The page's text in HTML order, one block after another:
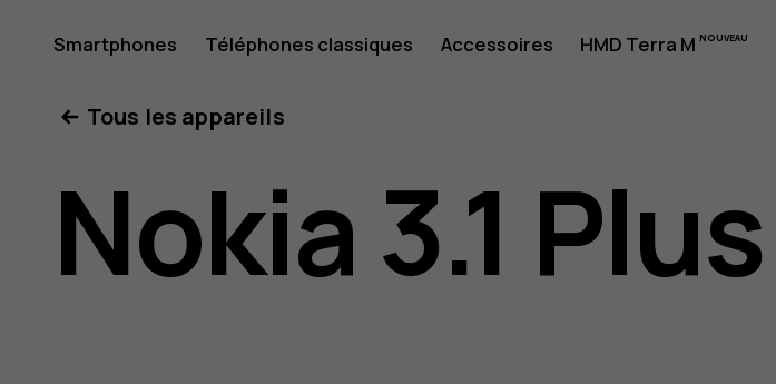
Guide
de
l'utilisateur
Smartphones Téléphones classiques Accessoires HMD Terra M
Tous les appareils
Nokia 3.1 Plus